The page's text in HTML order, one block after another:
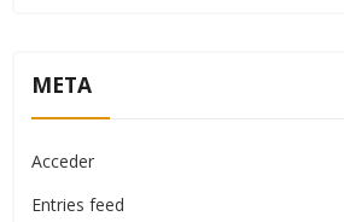
META
Acceder
Entries feed